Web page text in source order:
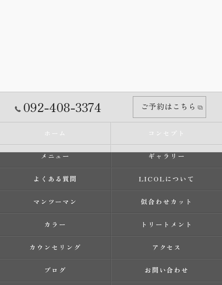
092-408-3374 ご予約はこちら
ホーム コンセプト
メニュー ギャラリー
よくある質問 LICOLについて
マンツーマン 似合わせカット
カラー トリートメント
カウンセリング アクセス
ブログ お問い合わせ